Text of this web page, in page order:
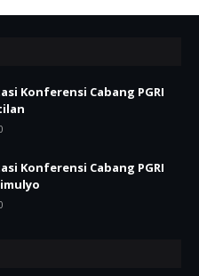
Konferensi Cabang PGRI
Konferensi Cabang PGRI